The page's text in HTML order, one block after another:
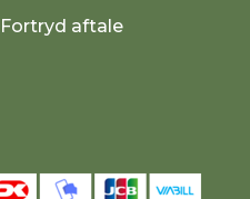
Fortryd aftale